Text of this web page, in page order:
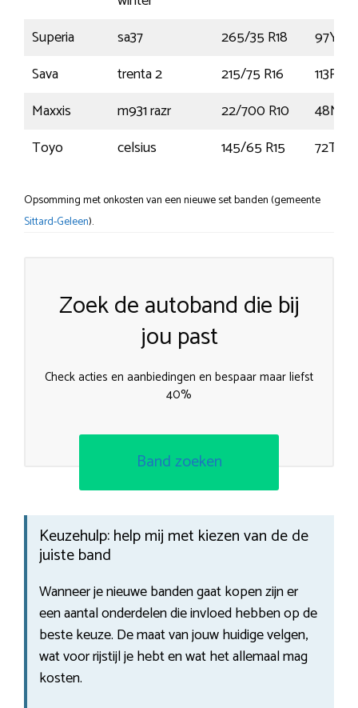
Superia
sa37 265/35 R18
97Y
Sava
trenta 2 215/75 R16
113R
Maxxis
m931 razr 22/700 R10
48N
Toyo
celsius 145/65 R15 72T
Opsomming met onkosten van een nieuwe set banden (gemeente
Sittard-Geleen).
Zoek de autoband die bij
jou past
Check acties en aanbiedingen en bespaar maar liefst
40%
Band zoeken
Keuzehulp: help mij met kiezen van de de
juiste band
Wanneer je nieuwe banden gaat kopen zijn er
een aantal onderdelen die invloed hebben op de
beste keuze. De maat van jouw huidige velgen,
wat voor rijstijl je hebt en wat het allemaal mag
kosten.